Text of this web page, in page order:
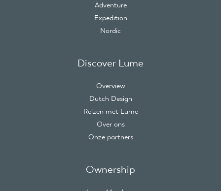
Adventure
Expedition
Nordic
Discover Lume
Overview
Dutch Design
Reizen met Lume
Over ons
Onze partners
Ownership